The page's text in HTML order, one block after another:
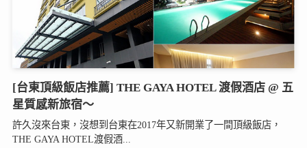
[台東頂級飯店推薦] THE GAYA HOTEL 渡假酒店 @ 五
星質感新旅宿～
許久沒來台東，沒想到台東在2017年又新開業了一間頂級飯店，
THE GAYA HOTEL渡假酒...